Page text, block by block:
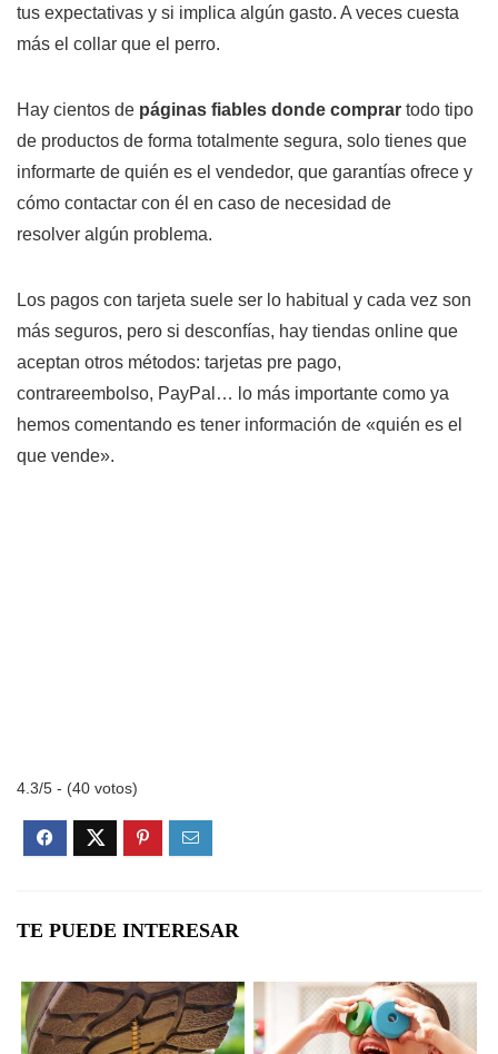
tus expectativas y si implica algún gasto. A veces cuesta
más el collar que el perro.
Hay cientos de páginas fiables donde comprar todo tipo
de productos de forma totalmente segura, solo tienes que
informarte de quién es el vendedor, que garantías ofrece y
cómo contactar con él en caso de necesidad de
resolver algún problema.
Los pagos con tarjeta suele ser lo habitual y cada vez son
más seguros, pero si desconfías, hay tiendas online que
aceptan otros métodos: tarjetas pre pago,
contrareembolso, PayPal… lo más importante como ya
hemos comentando es tener información de «quién es el
que vende».
4.3/5 - (40 votos)
TE PUEDE INTERESAR